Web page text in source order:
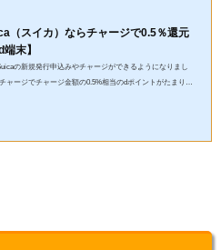
（スイカ）ならチャージで0.5％還元
末】
の新規発行申込みやチャージができるようになりまし
ャージでチャージ金額の0.5%相当のdポイントがたまりま